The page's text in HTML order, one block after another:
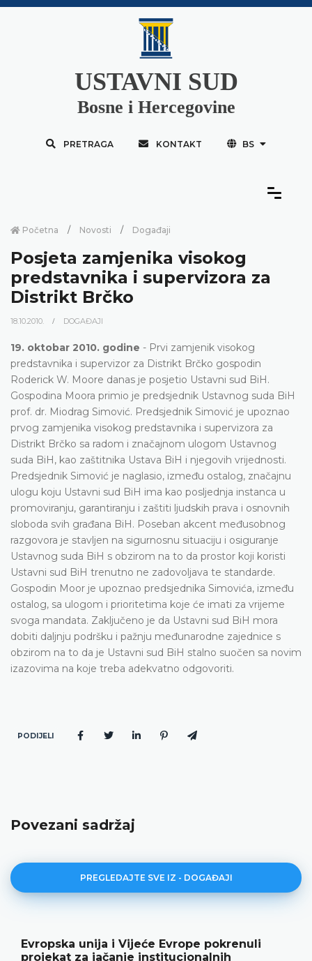
USTAVNI SUD
Bosne i Hercegovine
PRETRAGA KONTAKT BS
Početna Novosti Događaji
Posjeta zamjenika visokog
predstavnika i supervizora za
Distrikt Brčko
18.10.2010. DOGAĐAJI
19. oktobar 2010. godine - Prvi zamjenik visokog
predstavnika i supervizor za Distrikt Brčko gospodin
Roderick W. Moore danas je posjetio Ustavni sud BiH.
Gospodina Moora primio je predsjednik Ustavnog suda BiH
prof. dr. Miodrag Simović. Predsjednik Simović je upoznao
prvog zamjenika visokog predstavnika i supervizora za
Distrikt Brčko sa radom i značajnom ulogom Ustavnog
suda BiH, kao zaštitnika Ustava BiH i njegovih vrijednosti.
Predsjednik Simović je naglasio, između ostalog, značajnu
ulogu koju Ustavni sud BiH ima kao posljednja instanca u
promoviranju, garantiranju i zaštiti ljudskih prava i osnovnih
sloboda svih građana BiH. Poseban akcent međusobnog
razgovora je stavljen na sigurnosnu situaciju i osiguranje
Ustavnog suda BiH s obzirom na to da prostor koji koristi
Ustavni sud BiH trenutno ne zadovoljava te standarde.
Gospodin Moor je upoznao predsjednika Simovića, između
ostalog, sa ulogom i prioritetima koje će imati za vrijeme
svoga mandata. Zaključeno je da Ustavni sud BiH mora
dobiti daljnju podršku i pažnju međunarodne zajednice s
obzirom na to da je Ustavni sud BiH stalno suočen sa novim
izazovima na koje treba adekvatno odgovoriti.
PODIJELI
Povezani sadržaj
PREGLEDAJTE SVE IZ - DOGAĐAJI
Evropska unija i Vijeće Evrope pokrenuli
projekat za jačanje institucionalnih